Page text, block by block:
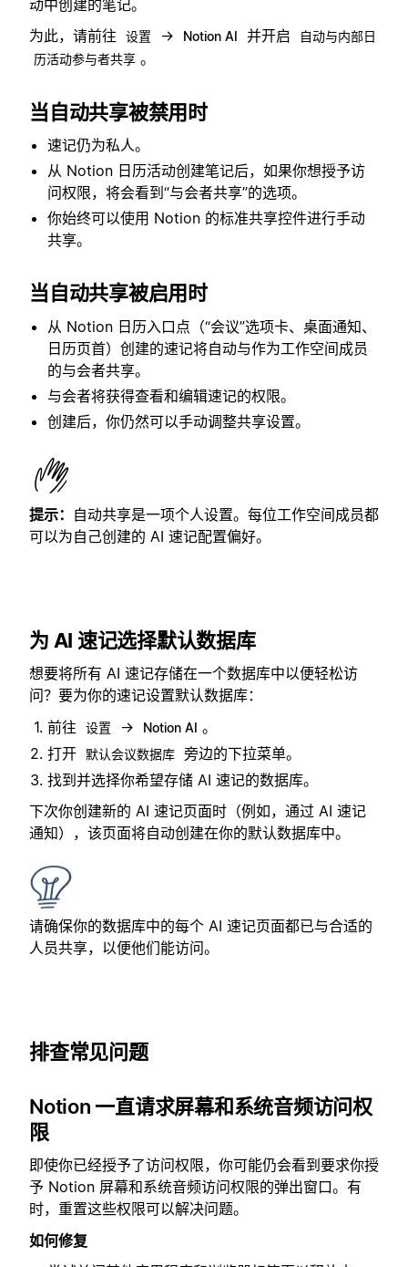
动中创建的笔记。
为此，请前往
设置 → Notion AI 并开启
自动与内部日
历活动参与者共享 。
当自动共享被禁用时
速记仍为私人。
从 Notion 日历活动创建笔记后，如果你想授予访
问权限，将会看到“与会者共享”的选项。
你始终可以使用 Notion 的标准共享控件进行手动
共享。
当自动共享被启用时
从 Notion 日历入口点（“会议”选项卡、桌面通知、
日历页首）创建的速记将自动与作为工作空间成员
的与会者共享。
与会者将获得查看和编辑速记的权限。
创建后，你仍然可以手动调整共享设置。
提示： 自动共享是一项个人设置。每位工作空间成员都
可以为自己创建的 AI 速记配置偏好。
为 AI 速记选择默认数据库
想要将所有 AI 速记存储在一个数据库中以便轻松访
问？要为你的速记设置默认数据库：
前往
设置 → Notion AI 。
打开 默认会议数据库 旁边的下拉菜单。
找到并选择你希望存储 AI 速记的数据库。
下次你创建新的 AI 速记页面时（例如，通过 AI 速记
通知），该页面将自动创建在你的默认数据库中。
请确保你的数据库中的每个 AI 速记页面都已与合适的
人员共享，以便他们能访问。
排查常见问题
Notion 一直请求屏幕和系统音频访问权
限
即使你已经授予了访问权限，你可能仍会看到要求你授
予 Notion 屏幕和系统音频访问权限的弹出窗口。有
时，重置这些权限可以解决问题。
如何修复